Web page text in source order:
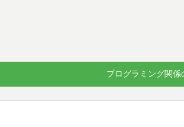
プログラミング関